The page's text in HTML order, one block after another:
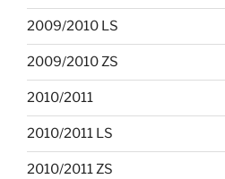
2009/2010 LS
2009/2010 ZS
2010/2011
2010/2011 LS
2010/2011 ZS